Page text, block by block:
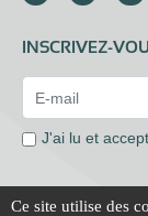
INSCRIVEZ-
J'ai lu et
Ce site utilise des